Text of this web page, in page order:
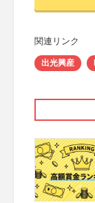
関連リンク
出光興産